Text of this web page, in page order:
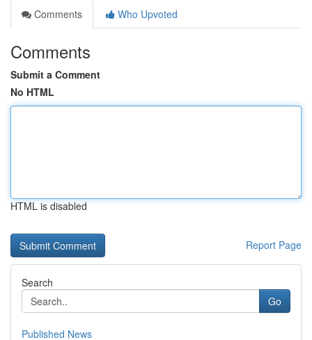
Comments
Who Upvoted
Comments
Submit a Comment
No HTML
HTML is disabled
Report Page
Search
Go
Published News